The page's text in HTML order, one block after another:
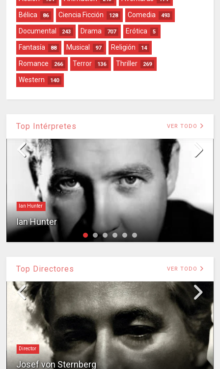
Bélica 86 Ciencia Ficción 128 Comedia 493
Documental 243 Drama 707 Erótica 5
Fantasía 88 Musical 97 Religión 14
Romance 266 Terror 136 Thriller 269
Western 140
Top Intérpretes VER TODO
Ian Hunter
Ian Hunter
Top Directores VER TODO
Director
Josef von Sternberg